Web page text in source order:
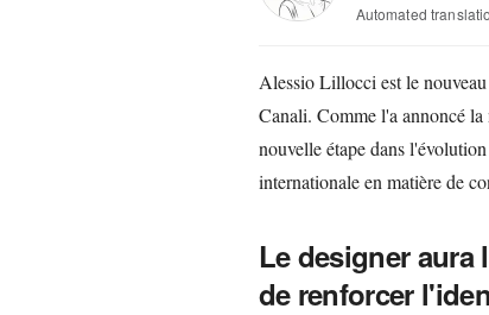
Automated
Alessio Lillocci est le
Canali. Comme l'a annoncé
nouvelle étape dans
internationale en matière de
Le designer
de renforcer